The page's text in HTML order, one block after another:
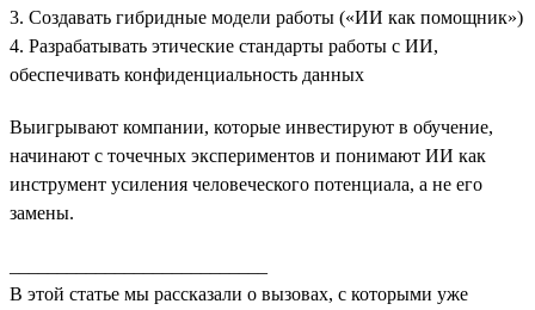
3. Создавать гибридные модели работы («ИИ как помощник»)
4. Разрабатывать этические стандарты работы с ИИ,
обеспечивать конфиденциальность данных
Выигрывают компании, которые инвестируют в обучение,
начинают с точечных экспериментов и понимают ИИ как
инструмент усиления человеческого потенциала, а не его
замены.
В этой статье мы рассказали о вызовах, с которыми уже